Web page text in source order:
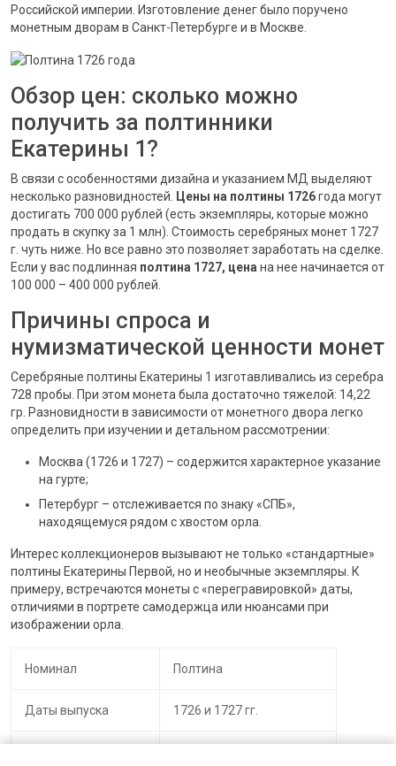
Российской империи. Изготовление денег было поручено
монетным дворам в Санкт-Петербурге и в Москве.
Обзор цен: сколько можно
получить за полтинники
Екатерины 1?
В связи с особенностями дизайна и указанием МД выделяют
несколько разновидностей. Цены на полтины 1726года могут
достигать 700 000 рублей (есть экземпляры, которые можно
продать в скупку за 1 млн). Стоимость серебряных монет 1727
г. чуть ниже. Но все равно это позволяет заработать на сделке.
Если у вас подлинная полтина 1727, цена на нее начинается от
100 000 – 400 000 рублей.
Причины спроса и
нумизматической ценности монет
Серебряные полтины Екатерины 1 изготавливались из серебра
728 пробы. При этом монета была достаточно тяжелой: 14,22
гр. Разновидности в зависимости от монетного двора легко
определить при изучении и детальном рассмотрении:
Москва (1726 и 1727) – содержится характерное указание
на гурте;
Петербург – отслеживается по знаку «СПБ»,
находящемуся рядом с хвостом орла.
Интерес коллекционеров вызывают не только «стандартные»
полтины Екатерины Первой, но и необычные экземпляры. К
примеру, встречаются монеты с «перегравировкой» даты,
отличиями в портрете самодержца или нюансами при
изображении орла.
Номинал Полтина
Даты выпуска 1726 и 1727 гг.